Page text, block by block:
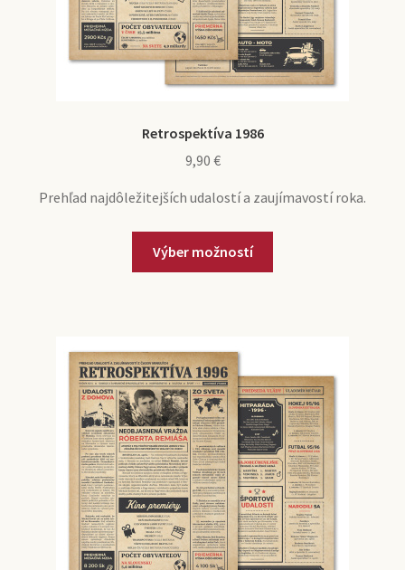
Retrospektíva 1986
9,90 €
Prehľad najdôležitejších udalostí a zaujímavostí roka.
Výber možností